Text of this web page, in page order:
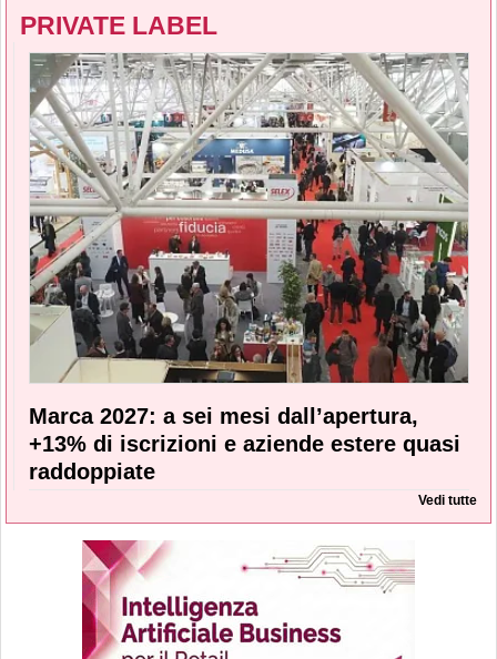
PRIVATE LABEL
Marca 2027: a sei mesi dall’apertura,
+13% di iscrizioni e aziende estere quasi
raddoppiate
Vedi tutte